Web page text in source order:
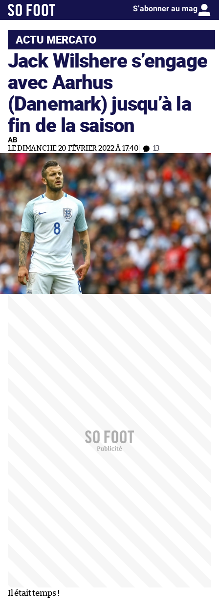
S’abonner au mag
ACTU MERCATO
Jack Wilshere s’engage
avec Aarhus
(Danemark) jusqu’à la
fin de la saison
AB
LE DIMANCHE 20 FÉVRIER 2022 À 17:40 13
Il était temps !